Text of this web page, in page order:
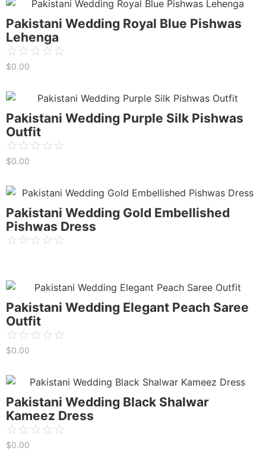
Pakistani Wedding Royal Blue Pishwas
Lehenga
☆☆☆☆☆
$0.00
Pakistani Wedding Purple Silk Pishwas
Outfit
☆☆☆☆☆
$0.00
Pakistani Wedding Gold Embellished
Pishwas Dress
☆☆☆☆☆
Pakistani Wedding Elegant Peach Saree
Outfit
☆☆☆☆☆
$0.00
Pakistani Wedding Black Shalwar
Kameez Dress
☆☆☆☆☆
$0.00